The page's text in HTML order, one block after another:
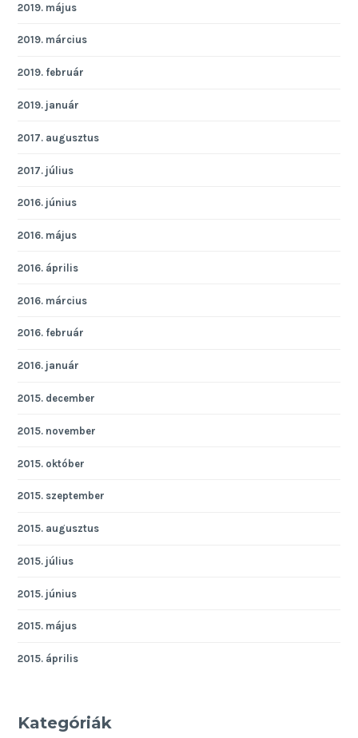
2019. május
2019. március
2019. február
2019. január
2017. augusztus
2017. július
2016. június
2016. május
2016. április
2016. március
2016. február
2016. január
2015. december
2015. november
2015. október
2015. szeptember
2015. augusztus
2015. július
2015. június
2015. május
2015. április
Kategóriák